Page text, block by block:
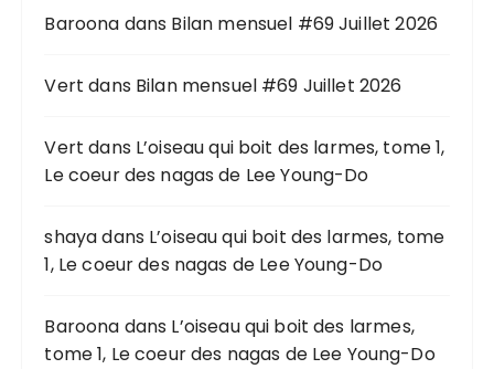
e
o
r
Baroona dans Bilan mensuel #69 Juillet 2026
Vert dans Bilan mensuel #69 Juillet 2026
Vert dans L’oiseau qui boit des larmes, tome 1,
Le coeur des nagas de Lee Young-Do
shayadans L’oiseau qui boit des larmes, tome
1, Le coeur des nagas de Lee Young-Do
Baroona dans L’oiseau qui boit des larmes,
tome 1, Le coeur des nagas de Lee Young-Do